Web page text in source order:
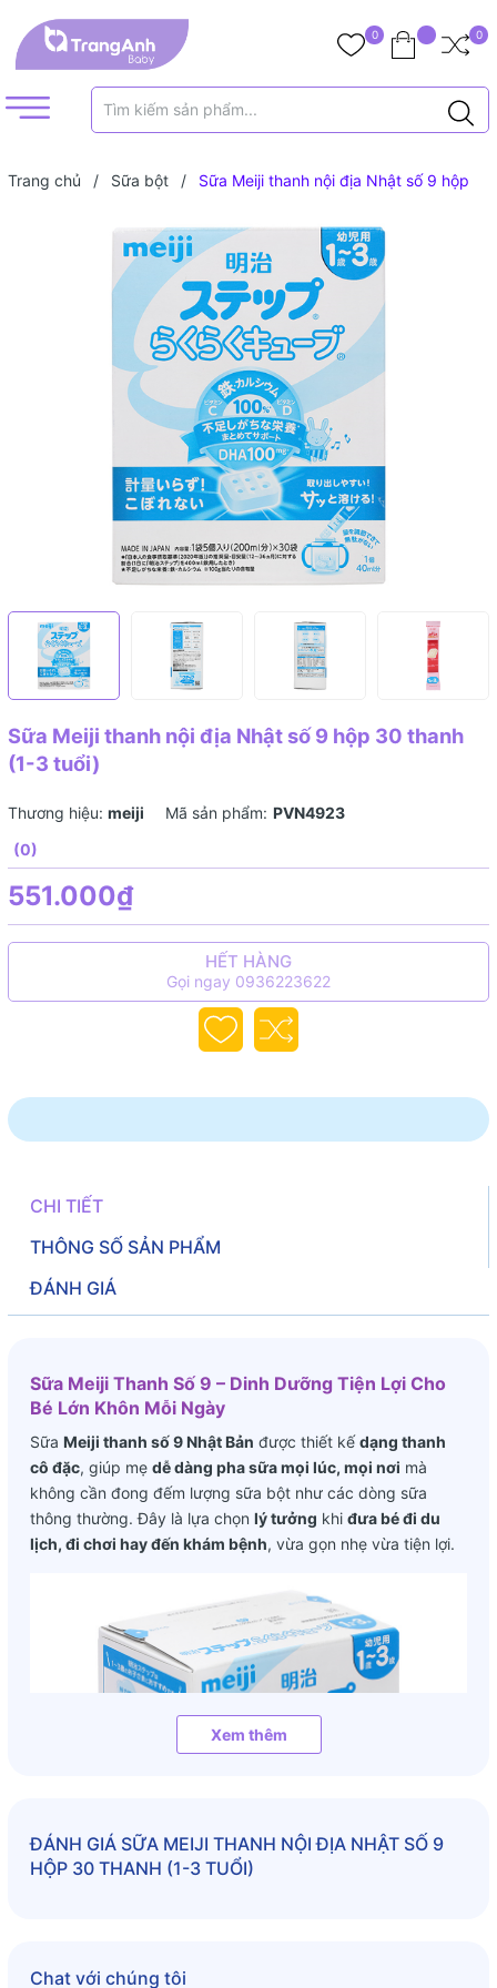
0 0
Trang chủ / Sữa bột /
Sữa Meiji thanh nội địa Nhật số 9 hộp
Sữa Meiji thanh nội địa Nhật số 9 hộp 30 thanh
(1-3 tuổi)
Thương hiệu: meiji Mã sản phẩm: PVN4923
(0)
551.000₫
HẾT HÀNG
Gọi ngay 0936223622
CHI TIẾT
THÔNG SỐ SẢN PHẨM
ĐÁNH GIÁ
Sữa Meiji Thanh Số 9 – Dinh Dưỡng Tiện Lợi Cho
Bé Lớn Khôn Mỗi Ngày
Sữa Meiji thanh số 9 Nhật Bản được thiết kếdạng thanh
cô đặc, giúp mẹ dễ dàng pha sữa mọi lúc, mọi nơi mà
không cần đong đếm lượng sữa bột như các dòng sữa
thông thường. Đây là lựa chọn lý tưởng khi đưa bé đi du
lịch, đi chơi hay đến khám bệnh, vừa gọn nhẹ vừa tiện lợi.
Xem thêm
ĐÁNH GIÁ SỮA MEIJI THANH NỘI ĐỊA NHẬT SỐ 9
HỘP 30 THANH (1-3 TUỔI)
Chat với chúng tôi